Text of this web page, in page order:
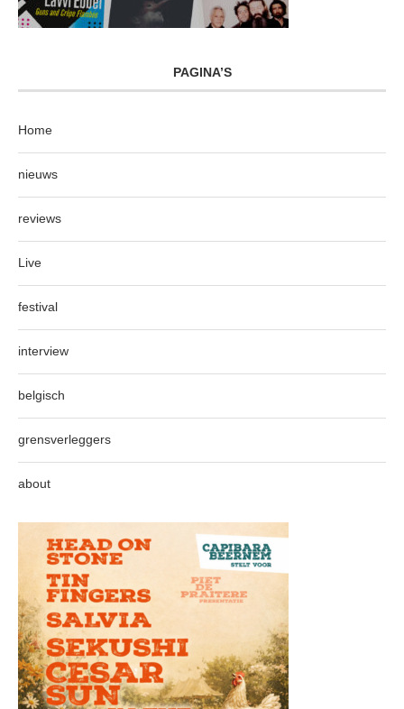
PAGINA’S
Home
nieuws
reviews
Live
festival
interview
belgisch
grensverleggers
about